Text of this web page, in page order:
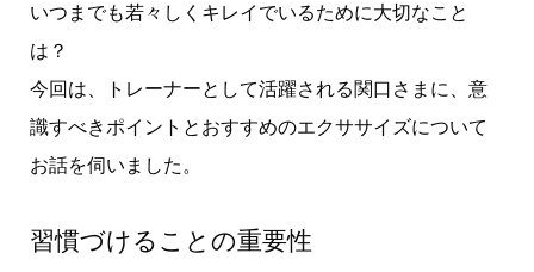
いつまでも若々しくキレイでいるために大切なこと
は？
今回は、トレーナーとして活躍される関口さまに、意
識すべきポイントとおすすめのエクササイズについて
お話を伺いました。
習慣づけることの重要性